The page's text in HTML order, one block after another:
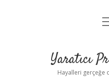
Yasal
Yaratıcı
Hayalleri gerçeğe